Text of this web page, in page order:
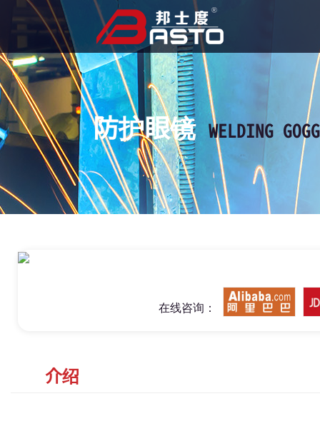
防护眼镜 WELDING
在线咨询：
介绍